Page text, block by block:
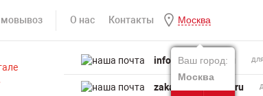
О нас Контакты Москва
Ваш город:
Москва
info@powertool.ru
zakaz@powertool.ru